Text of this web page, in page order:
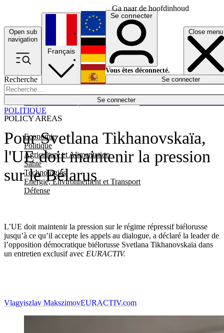
Ga naar de hoofdinhoud
Open sub
navigation
Close menu
Recherche
Se connecter
POLICY AREAS
Economie
Politique
Agriculture et Alimentation
Santé
Technologies
Energie, Environnement et Transport
Défense
Économie
Français
English
Deutsch
Español
Se connecter
Vous êtes déconnecté.
Se connecter
Pour Svetlana Tikhanovskaïa,
l'UE doit maintenir la pression
sur le Bélarus
L’UE doit maintenir la pression sur le régime répressif biélorusse
jusqu’à ce qu’il accepte les appels au dialogue, a déclaré la leader de
l’opposition démocratique biélorusse Svetlana Tikhanovskaïa dans
un entretien exclusif avec EURACTIV.
POLITIQUE
Vlagyiszlav MakszimovEURACTIV.com